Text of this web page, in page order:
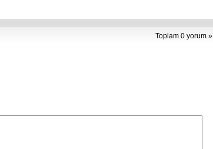
Toplam 0 yorum »